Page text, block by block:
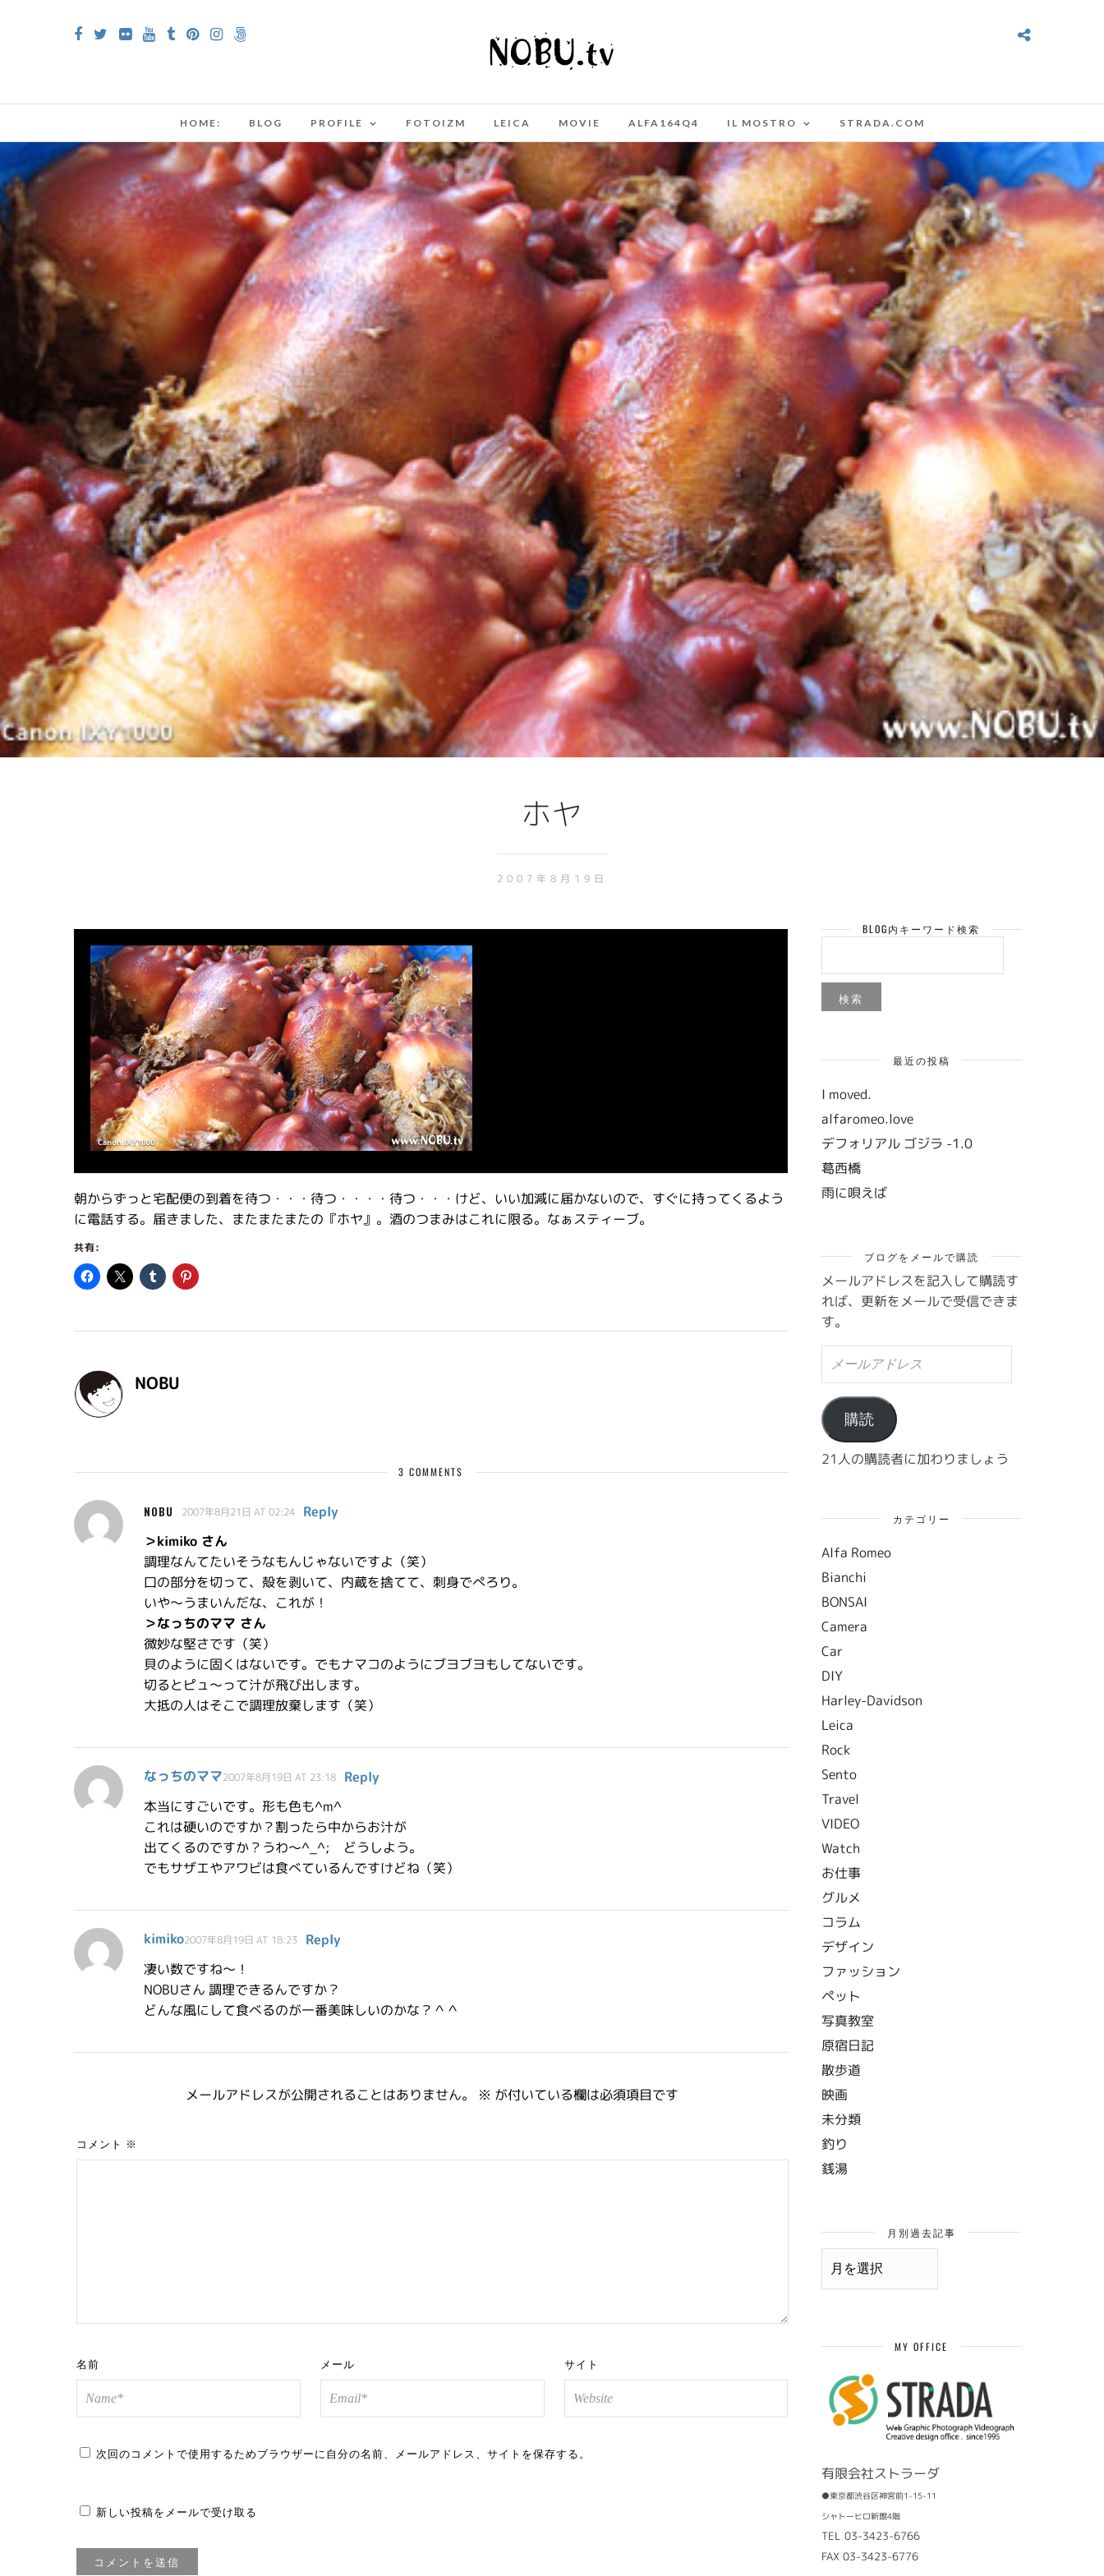
HOME: BLOG PROFILE FOTOIZM LEICA MOVIE ALFA164Q4 IL MOSTRO STRADA.COM
ホヤ
2007年8月19日
朝からずっと宅配便の到着を待つ・・・待つ・・・・待つ・・・けど、いい加減に届かないので、すぐに持ってくるよう
に電話する。届きました、またまたまたの『ホヤ』。酒のつまみはこれに限る。なぁスティーブ。
共有:
NOBU
3 COMMENTS
NOBU 2007年8月21日 AT 02:24
Reply
＞kimiko さん
調理なんてたいそうなもんじゃないですよ（笑）
口の部分を切って、殻を剥いて、内蔵を捨てて、刺身でぺろり。
いや〜うまいんだな、これが！
＞なっちのママ さん
微妙な堅さです（笑）
貝のように固くはないです。でもナマコのようにブヨブヨもしてないです。
切るとピュ〜って汁が飛び出します。
大抵の人はそこで調理放棄します（笑）
なっちのママ2007年8月19日 AT 23:18
Reply
本当にすごいです。形も色も^m^
これは硬いのですか？割ったら中からお汁が
出てくるのですか？うわ～^_^; どうしよう。
でもサザエやアワビは食べているんですけどね（笑）
kimiko2007年8月19日 AT 18:23
Reply
凄い数ですね～！
NOBUさん 調理できるんですか？
どんな風にして食べるのが一番美味しいのかな？＾＾
メールアドレスが公開されることはありません。 ※ が付いている欄は必須項目です
コメント ※
名前 メール サイト
次回のコメントで使用するためブラウザーに自分の名前、メールアドレス、サイトを保存する。
新しい投稿をメールで受け取る
BLOG内キーワード検索
最近の投稿
I moved.
alfaromeo.love
デフォリアル ゴジラ -1.0
葛西橋
雨に唄えば
ブログをメールで購読
メールアドレスを記入して購読す
れば、更新をメールで受信できま
す。
ル
ア
ド
レ
ス
購読
21人の購読者に加わりましょう
カテゴリー
Alfa Romeo
Bianchi
BONSAI
Camera
Car
DIY
Harley-Davidson
Leica
Rock
Sento
Travel
VIDEO
Watch
お仕事
グルメ
コラム
デザイン
ファッション
ペット
写真教室
原宿日記
散歩道
映画
未分類
釣り
銭湯
月別過去記事
月
MY OFFICE
有限会社ストラーダ
●東京都渋谷区神宮前1-15-11
シャトーヒロ新館4階
TEL 03-3423-6766
FAX 03-3423-6776